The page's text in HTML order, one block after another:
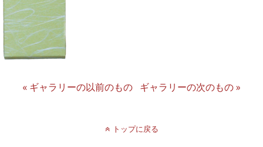
« ギャラリーの以前のもの ギャラリーの次のもの »
トップに戻る